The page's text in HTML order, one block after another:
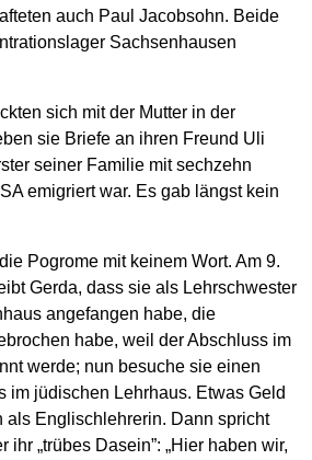
auch Paul Jacobsohn. Beide
Sachsenhausen
sich mit der Mutter in der
sie Briefe an ihren Freund Uli
seiner Familie mit sechzehn
emigriert war. Es gab längst kein
Pogrome mit keinem Wort. Am 9.
Gerda, dass sie als Lehrschwester
angefangen habe, die
habe, weil der Abschluss im
werde; nun besuche sie einen
im jüdischen Lehrhaus. Etwas Geld
als Englischlehrerin. Dann spricht
ihr „trübes Dasein”: „Hier haben wir,